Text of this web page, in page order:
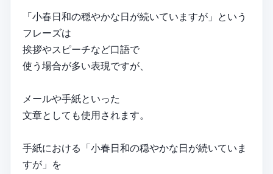
「小春日和の穏やかな日が続いていますが」という
フレーズは
挨拶やスピーチなど口語で
使う場合が多い表現ですが、
メールや手紙といった
文章としても使用されます。
手紙における「小春日和の穏やかな日が続いていま
すが」を